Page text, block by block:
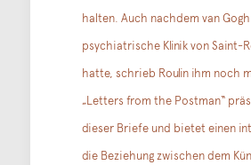
halten. Auch nachdem van
psychiatrische Klinik von Saint-
hatte, schrieb Roulin ihm noch
„Letters from the Postman“
dieser Briefe und bietet einen
die Beziehung zwischen dem